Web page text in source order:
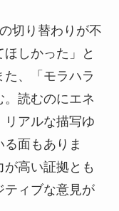
切り替わりが不
しかった」と
、「モラハラ
読むのにエネ
リアルな描写ゆ
面もありま
高い証拠とも
ティブな意見が